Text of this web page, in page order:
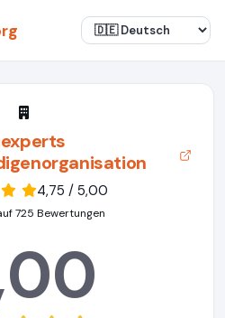
4,75 / 5,00
725 Bewertungen